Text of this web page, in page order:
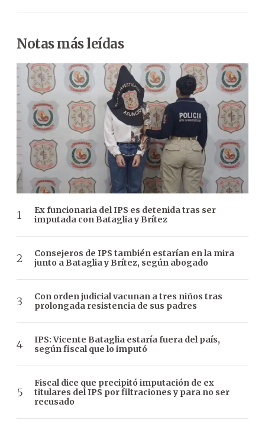
Notas más leídas
Ex funcionaria del IPS es detenida tras ser
imputada con Bataglia y Brítez
Consejeros de IPS también estarían en la mira
junto a Bataglia y Brítez, según abogado
Con orden judicial vacunan a tres niños tras
prolongada resistencia de sus padres
IPS: Vicente Bataglia estaría fuera del país,
según fiscal que lo imputó
Fiscal dice que precipitó imputación de ex
titulares del IPS por filtraciones y para no ser
recusado